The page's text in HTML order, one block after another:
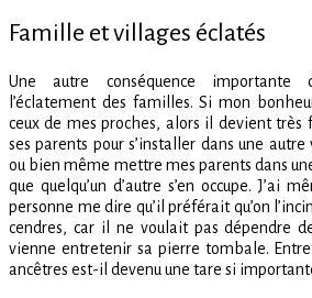
Famille et villages éclatés
Une autre conséquence importante
l’éclatement des familles. Si mon
ceux de mes proches, alors il devient très
ses parents pour s’installer dans une
ou bien même mettre mes parents dans
que quelqu’un d’autre s’en occupe. J’ai
personne me dire qu’il préférait qu’on
cendres, car il ne voulait pas dépendre
vienne entretenir sa pierre tombale.
ancêtres est-il devenu une tare si